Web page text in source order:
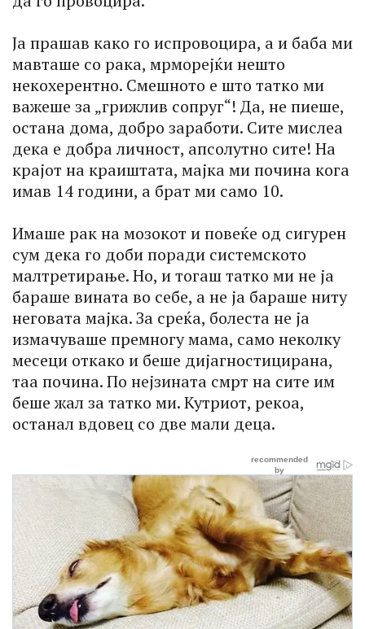
Ја прашав како го испровоцира, а и баба ми
мавташе со рака, мрморејќи нешто
некохерентно. Смешното е што татко ми
важеше за „грижлив сопруг“! Да, не пиеше,
остана дома, добро заработи. Сите мислеа
дека е добра личност, апсолутно сите! На
крајот на краиштата, мајка ми почина кога
имав 14 години, а брат ми само 10.
Имаше рак на мозокот и повеќе од сигурен
сум дека го доби поради системското
малтретирање. Но, и тогаш татко ми не ја
бараше вината во себе, а не ја бараше ниту
неговата мајка. За среќа, болеста не ја
измачуваше премногу мама, само неколку
месеци откако и беше дијагностицирана,
таа почина. По нејзината смрт на сите им
беше жал за татко ми. Кутриот, рекоа,
останал вдовец со две мали деца.